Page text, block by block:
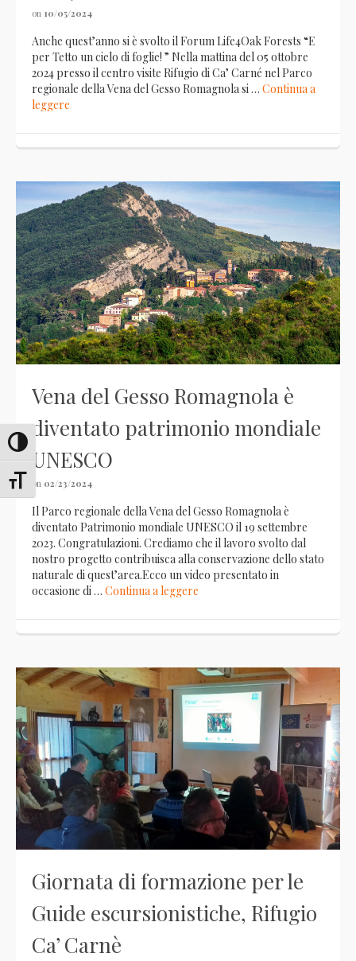
Attiva/disattiva alto contrasto
Attiva/disattiva dimensione testo
on 10/05/2024
Anche quest’anno si è svolto il Forum Life4Oak Forests “E
per Tetto un cielo di foglie! ” Nella mattina del 05 ottobre
2024 presso il centro visite Rifugio di Ca’ Carné nel Parco
regionale della Vena del Gesso Romagnola si … Continua a
leggere
Vena del Gesso Romagnola è
diventato patrimonio mondiale
UNESCO
on 02/23/2024
Il Parco regionale della Vena del Gesso Romagnola è
diventato Patrimonio mondiale UNESCO il 19 settembre
2023. Congratulazioni. Crediamo che il lavoro svolto dal
nostro progetto contribuisca alla conservazione dello stato
naturale di quest’area.Ecco un video presentato in
occasione di … Continua a leggere
Giornata di formazione per le
Guide escursionistiche, Rifugio
Ca’ Carnè